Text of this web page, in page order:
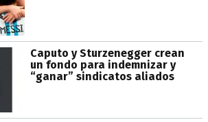
Caputo y Sturzenegger crean
un fondo para indemnizar y
“ganar” sindicatos aliados